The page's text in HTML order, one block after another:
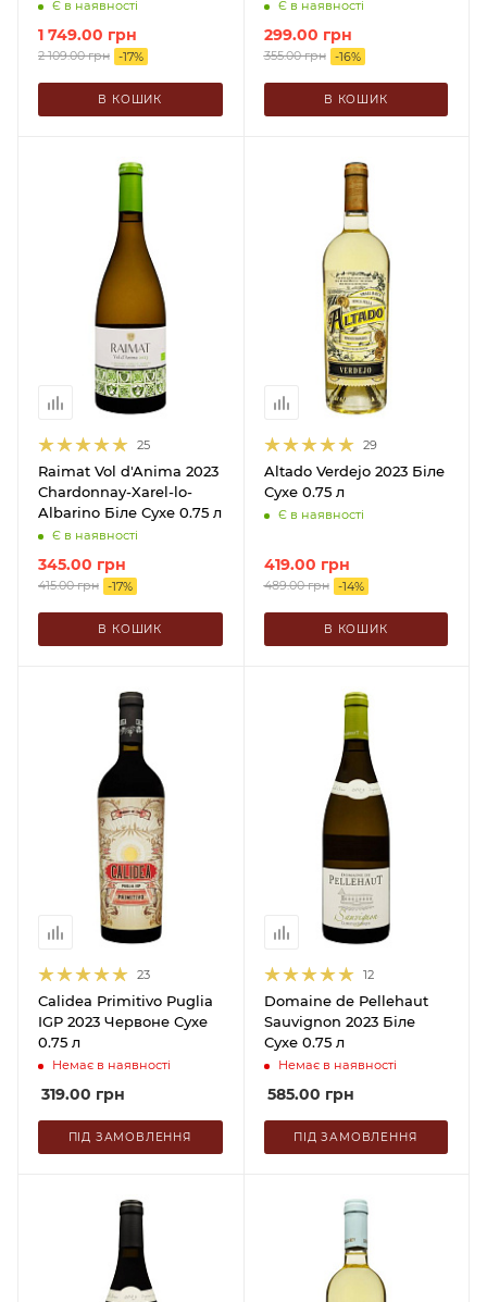
Є в наявності
1 749.00 грн
2 109.00грн -17%
В КОШИК
Біле Сухе 0.75 л
Є в наявності
299.00 грн
355.00грн -16%
В КОШИК
25
Raimat Vol d'Anima 2023
Chardonnay-Xarel-lo-
Albarino Біле Сухе 0.75 л
Є в наявності
345.00 грн
415.00грн -17%
В КОШИК
29
Altado Verdejo 2023 Біле
Сухе 0.75 л
Є в наявності
419.00 грн
489.00грн -14%
В КОШИК
23
Calidea Primitivo Puglia
IGP 2023 Червоне Сухе
0.75 л
Немає в наявності
319.00 грн
ПІД ЗАМОВЛЕННЯ
12
Domaine de Pellehaut
Sauvignon 2023 Біле
Сухе 0.75 л
Немає в наявності
585.00 грн
ПІД ЗАМОВЛЕННЯ